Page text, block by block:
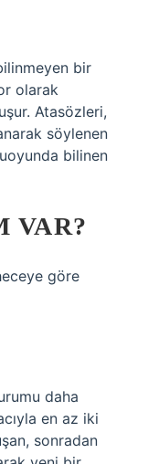
bir
olarak
Atasözleri,
söylenen
bilinen
VAR?
göre
daha
en az iki
sonradan